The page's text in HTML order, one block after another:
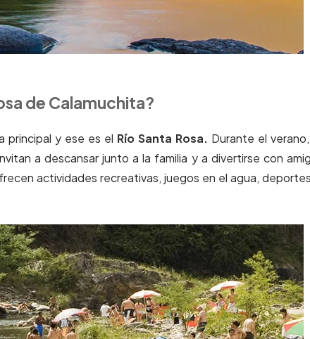
de Calamuchita?
principal y ese es el Río Santa Rosa. Durante el
a descansar junto a la familia y a divertirse con
actividades recreativas, juegos en el agua,